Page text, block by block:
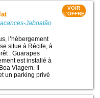
Jaboatão
l’hébergement
situe à Récife, à
: Guarapes
est installé à
Viagem. Il
un parking privé
VOIR
L'OFFRE